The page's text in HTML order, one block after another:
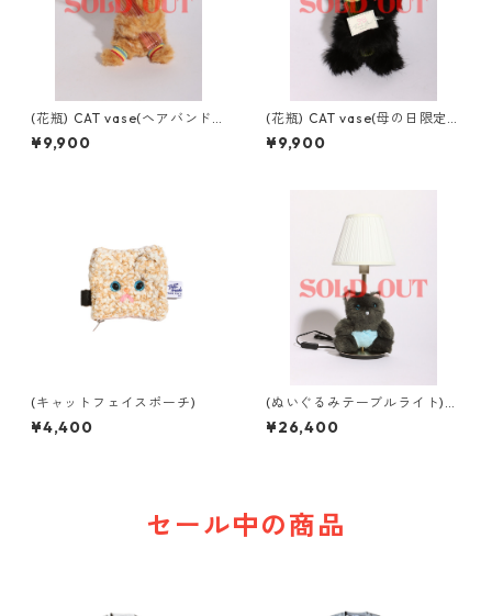
(花瓶) CAT vase(ヘアバンドv
er)
¥9,900
(花瓶) CAT vase(母の日限定v
er)
¥9,900
(キャットフェイスポーチ)
¥4,400
(ぬいぐるみテーブルライト)b
abyちゃんライト
¥26,400
セール中の商品